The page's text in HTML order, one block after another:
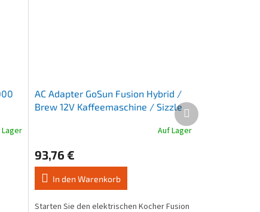
AC Adapter GoSun Fusion Hybrid /
Brew 12V Kaffeemaschine / Sizzle
Produktbewertung
ist
5,0
von
Auf Lager
93,76 €
In den Warenkorb
Starten Sie den elektrischen Kocher Fusion
Nächstes
Produkt